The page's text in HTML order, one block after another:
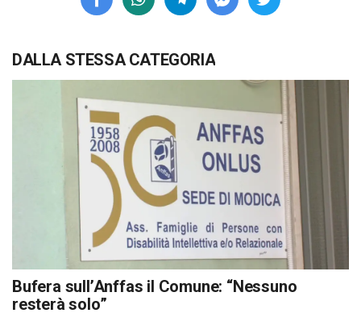
DALLA STESSA CATEGORIA
Bufera sull’Anffas il Comune: “Nessuno
resterà solo”